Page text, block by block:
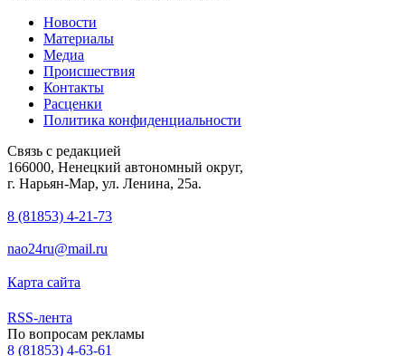
Новости
Материалы
Медиа
Происшествия
Контакты
Расценки
Политика конфиденциальности
Связь с редакцией
166000, Ненецкий автономный округ,
г. Нарьян-Мар, ул. Ленина, 25а.
8 (81853) 4-21-73
nao24ru@mail.ru
Карта сайта
RSS-лента
По вопросам рекламы
8 (81853) 4-63-61